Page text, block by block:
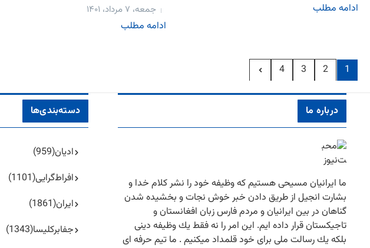
ادامه مطلب جمعه، ۷ مرداد، ۱۴۰۱
ادامه مطلب
1
2
3
4
درباره ما
ما ایرانیان مسیحی هستیم كه وظیفه خود را نشر كلام خدا و
بشارت انجیل از طریق دادن خبر خوش نجات و بخشیده شدن
گناهان در بین ایرانیان و مردم فارس زبان افغانستان و
تاجیكستان قرار داده ایم. این امر را نه فقط یك وظیفه دینی
بلكه یك رسالت ملی برای خود قلمداد میكنیم . ما تیم حرفه ای
دسته‌بندی‌ها
ادیان(959)
افراط‌گرایی(1101)
ایران(1861)
جفا‌بر‌کلیسا(1343)